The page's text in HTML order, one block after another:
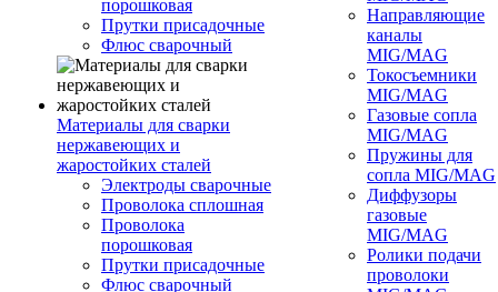
порошковая
Прутки присадочные
Флюс сварочный
Материалы для сварки
нержавеющих и
жаростойких сталей
Электроды сварочные
Проволока сплошная
Проволока
порошковая
Прутки присадочные
Флюс сварочный
Направляющие
каналы
MIG/MAG
Токосъемники
MIG/MAG
Газовые сопла
MIG/MAG
Пружины для
сопла MIG/MAG
Диффузоры
газовые
MIG/MAG
Ролики подачи
проволоки